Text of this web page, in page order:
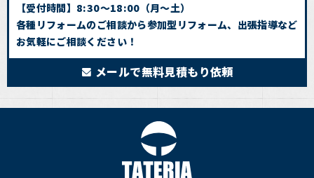
【受付時間】8:30～18:00（月～土）
各種リフォームのご相談から参加型リフォーム、出張指導など
お気軽にご相談ください！
メールで無料見積もり依頼